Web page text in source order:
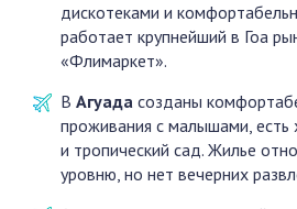
дискотеками и
работает крупнейший в Гоа
«Флимаркет».
В Агуада созданы
проживания с малышами,
и тропический сад. Жилье
уровню, но нет вечерних